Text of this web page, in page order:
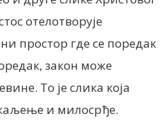
отелотворује
простор где се поредак
закон може
То је слика која
и милосрђе.